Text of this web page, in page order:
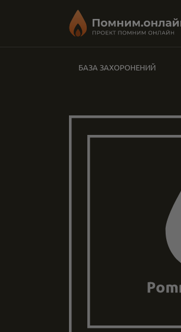
БАЗА ЗАХОРОНЕНИЙ